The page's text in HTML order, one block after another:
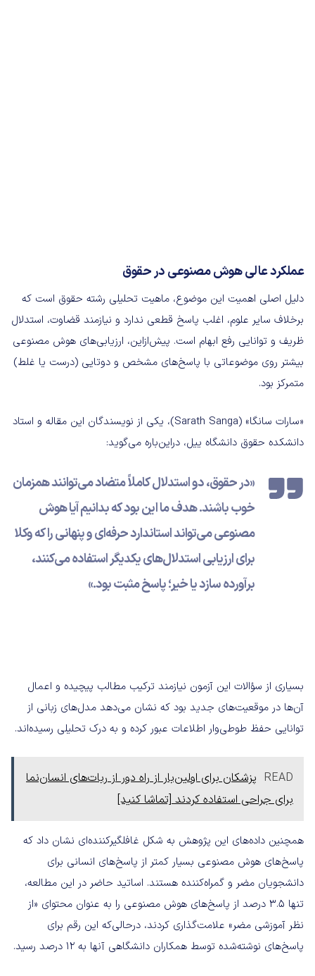
عملکرد عالی هوش مصنوعی در حقوق
دلیل اصلی اهمیت این موضوع، ماهیت تحلیلی رشته حقوق است که
برخلاف سایر علوم، اغلب پاسخ قطعی ندارد و نیازمند قضاوت، استدلال
ظریف و توانایی رفع ابهام است. پیش‌ازاین، ارزیابی‌های هوش مصنوعی
بیشتر روی موضوعاتی با پاسخ‌های مشخص و دوتایی (درست یا غلط)
متمرکز بود.
«سارات سانگا» (Sarath Sanga)، یکی از نویسندگان این مقاله و استاد
دانشکده حقوق دانشگاه ییل، دراین‌باره می‌گوید:
«در حقوق، دو استدلال کاملاً متضاد می‌توانند همزمان
خوب باشند. هدف ما این بود که بدانیم آیا هوش
مصنوعی می‌تواند استاندارد حرفه‌ای و پنهانی را که وکلا
برای ارزیابی استدلال‌های یکدیگر استفاده می‌کنند،
برآورده سازد یا خیر؛ پاسخ مثبت بود.»
بسیاری از سؤالات این آزمون نیازمند ترکیب مطالب پیچیده و اعمال
آن‌ها در موقعیت‌های جدید بود که نشان می‌دهد مدل‌های زبانی از
توانایی حفظ طوطی‌وار اطلاعات عبور کرده و به درک تحلیلی رسیده‌اند.
READ پزشکان برای اولین‌بار از راه دور از ربات‌های انسان‌نما
برای جراحی استفاده کردند [تماشا کنید]
همچنین داده‌های این پژوهش به شکل غافلگیرکننده‌ای نشان داد که
پاسخ‌های هوش مصنوعی بسیار کمتر از پاسخ‌های انسانی برای
دانشجویان مضر و گمراه‌کننده هستند. اساتید حاضر در این مطالعه،
تنها ۳.۵ درصد از پاسخ‌های هوش مصنوعی را به عنوان محتوای «از
نظر آموزشی مضر» علامت‌گذاری کردند، درحالی‌که این رقم برای
پاسخ‌های نوشته‌شده توسط همکاران دانشگاهی آنها به ۱۲ درصد رسید.